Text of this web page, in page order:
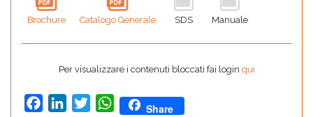
Brochure Catalogo Generale SDS Manuale
Per visualizzare i contenuti bloccati fai login qui
FacebookLinkedInTwitterWhatsApp
Share